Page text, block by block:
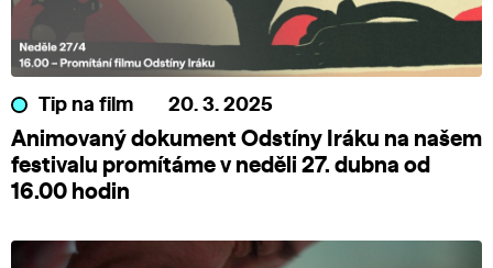
Tip na film 20. 3. 2025
Animovaný dokument Odstíny Iráku na našem
festivalu promítáme v neděli 27. dubna od
16.00 hodin